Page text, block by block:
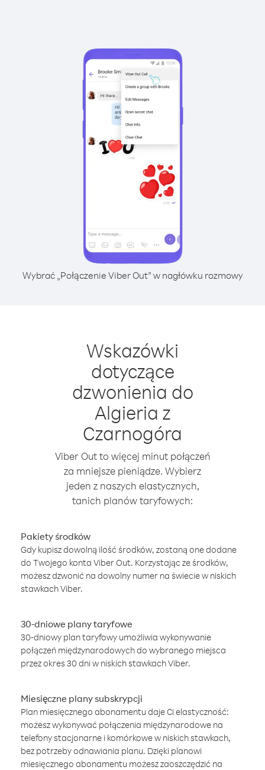
Wybrać „Połączenie Viber Out” w nagłówku rozmowy
Wskazówki
dotyczące
dzwonienia do
Algieria z
Czarnogóra
Viber Out to więcej minut połączeń
za mniejsze pieniądze. Wybierz
jeden z naszych elastycznych,
tanich planów taryfowych:
Pakiety środków
Gdy kupisz dowolną ilość środków, zostaną one dodane
do Twojego konta Viber Out. Korzystając ze środków,
możesz dzwonić na dowolny numer na świecie w niskich
stawkach Viber.
30-dniowe plany taryfowe
30-dniowy plan taryfowy umożliwia wykonywanie
połączeń międzynarodowych do wybranego miejsca
przez okres 30 dni w niskich stawkach Viber.
Miesięczne plany subskrypcji
Plan miesięcznego abonamentu daje Ci elastyczność:
możesz wykonywać połączenia międzynarodowe na
telefony stacjonarne i komórkowe w niskich stawkach,
bez potrzeby odnawiania planu. Dzięki planowi
miesięcznego abonamentu możesz zaoszczędzić na